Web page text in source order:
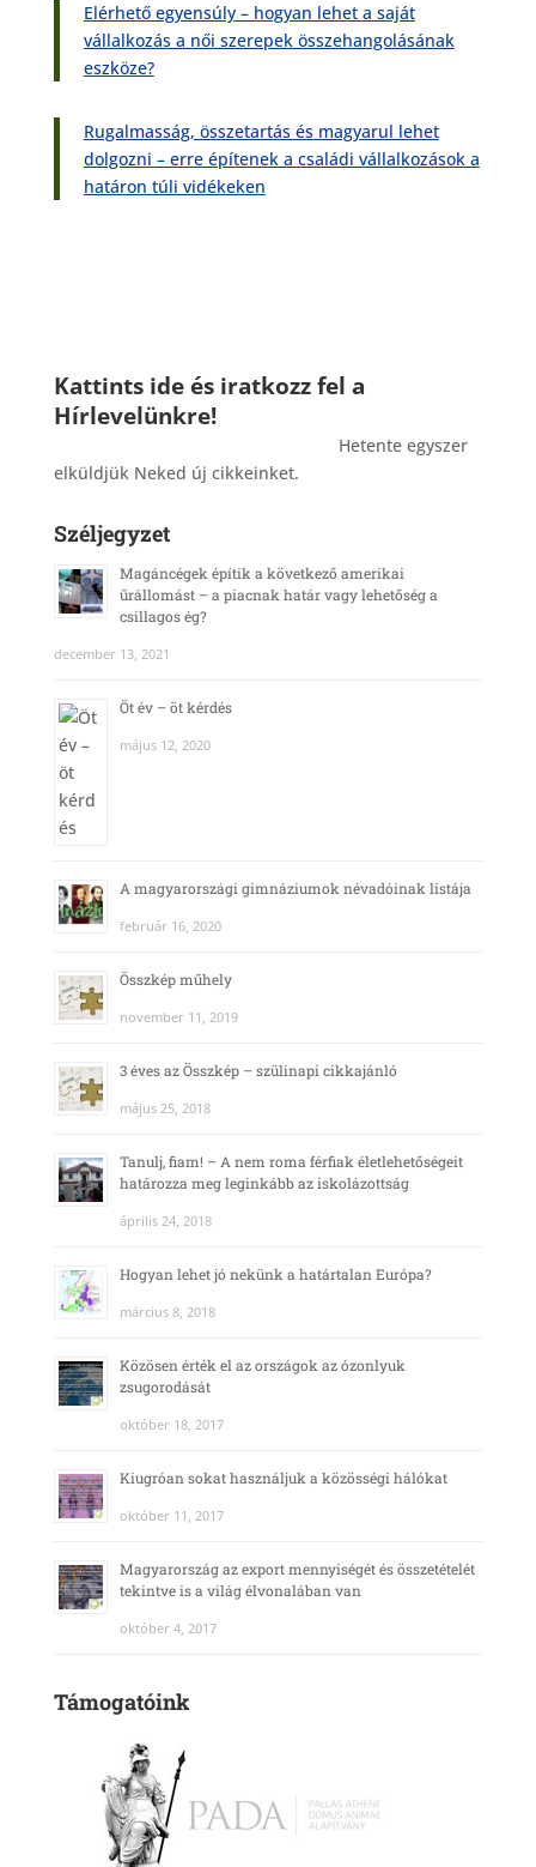
Elérhető egyensúly – hogyan lehet a saját
vállalkozás a női szerepek összehangolásának
eszköze?
Rugalmasság, összetartás és magyarul lehet
dolgozni – erre építenek a családi vállalkozások a
határon túli vidékeken
Kattints ide és iratkozz fel a
Hírlevelünkre!
Hetente egyszer
elküldjük Neked új cikkeinket.
Széljegyzet
Magáncégek építik a következő amerikai
űrállomást – a piacnak határ vagy lehetőség a
csillagos ég?
december 13, 2021
Öt év – öt kérdés
május 12, 2020
A magyarországi gimnáziumok névadóinak listája
február 16, 2020
Összkép műhely
november 11, 2019
3 éves az Összkép – szülinapi cikkajánló
május 25, 2018
Tanulj, fiam! – A nem roma férfiak életlehetőségeit
határozza meg leginkább az iskolázottság
április 24, 2018
Hogyan lehet jó nekünk a határtalan Európa?
március 8, 2018
Közösen érték el az országok az ózonlyuk
zsugorodását
október 18, 2017
Kiugróan sokat használjuk a közösségi hálókat
október 11, 2017
Magyarország az export mennyiségét és összetételét
tekintve is a világ élvonalában van
október 4, 2017
Támogatóink